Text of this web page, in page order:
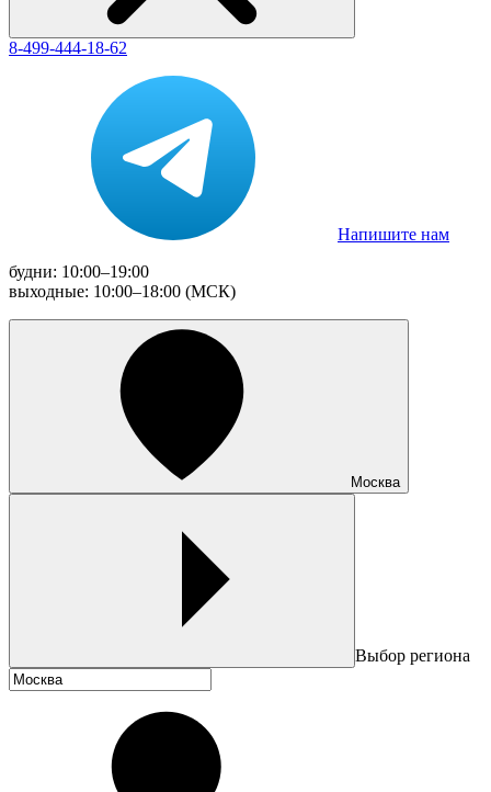
8-499-444-18-62
Напишите нам
будни: 10:00–19:00
выходные: 10:00–18:00 (МСК)
Москва
Выбор региона